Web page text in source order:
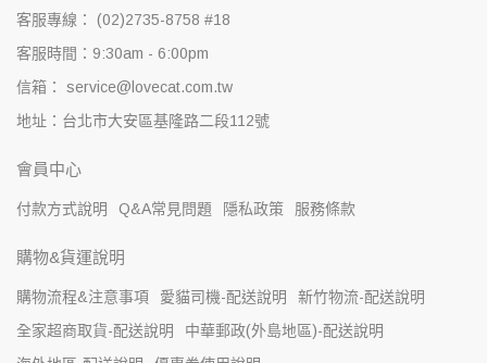
客服專線： (02)2735-8758 #18
客服時間：9:30am - 6:00pm
信箱： service@lovecat.com.tw
地址：台北市大安區基隆路二段112號
會員中心
付款方式說明 Q&A常見問題 隱私政策 服務條款
購物&貨運說明
購物流程&注意事項 愛貓司機-配送說明
新竹物流-配送說明
全家超商取貨-配送說明
中華郵政(外島地區)-配送說明